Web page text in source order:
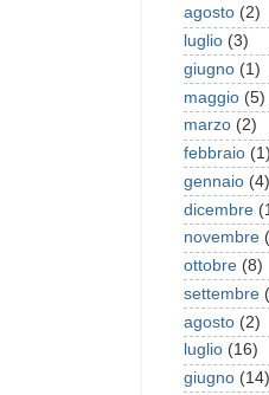
agosto (2)
luglio (3)
giugno (1)
maggio (5)
marzo (2)
febbraio (1)
gennaio (4)
dicembre
novembre
ottobre (8)
settembre
agosto (2)
luglio (16)
giugno (14)